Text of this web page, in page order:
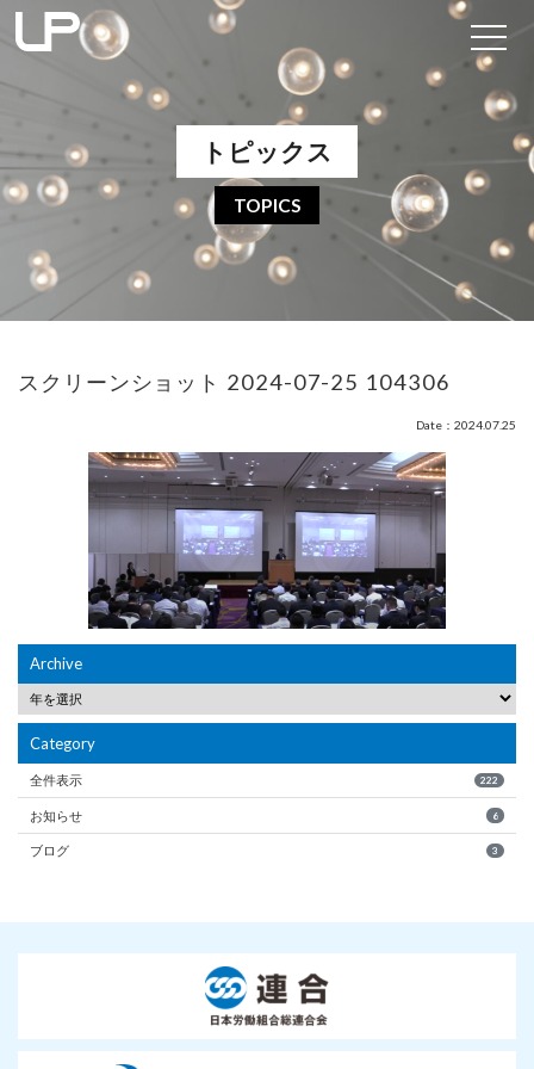
トピックス
TOPICS
スクリーンショット 2024-07-25 104306
Date：2024.07.25
Archive
Category
全件表示 222
お知らせ 6
ブログ 3